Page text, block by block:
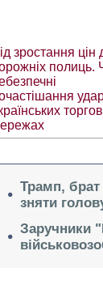
зростання цін
полиць.
Трамп, брат
зняти
Заручники